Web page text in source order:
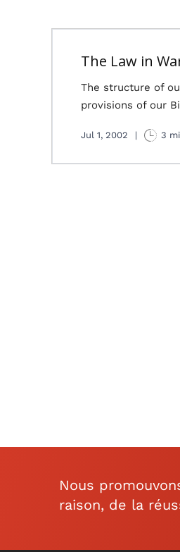
The Law in
The structure of
provisions of our
Jul 1, 2002 | 3
Nous
raison, de la